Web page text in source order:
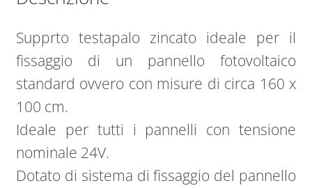
Supprto testapalo zincato ideale per il
fissaggio di un pannello fotovoltaico
standard ovvero con misure di circa 160 x
100 cm.
Ideale per tutti i pannelli con tensione
nominale 24V.
Dotato di sistema di fissaggio del pannello